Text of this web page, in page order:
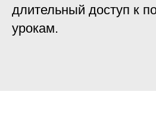
длительный доступ к
урокам.